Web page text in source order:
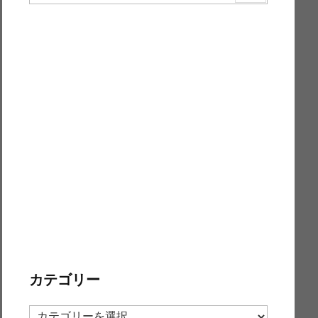
カテゴリー
カ